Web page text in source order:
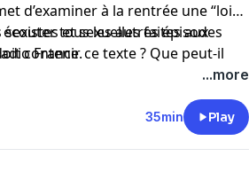
d’examiner à la rentrée une “loi
et sexuelles faites aux
contenir ce texte ? Que peut-il
tous les autres épisodes
France.
...more
35min Play